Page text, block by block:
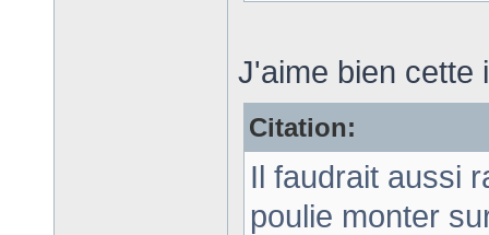
J'aime bien cette
Citation:
Il faudrait aussi
poulie monter